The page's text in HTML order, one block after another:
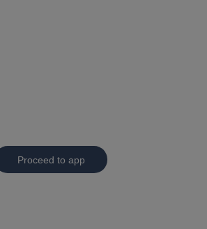
Proceed to app